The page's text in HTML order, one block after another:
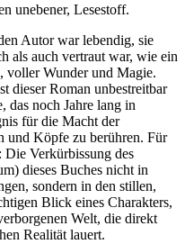
unebener, Lesestoff.
Autor war lebendig, sie
als auch vertraut war, wie ein
voller Wunder und Magie.
dieser Roman unbestreitbar
das noch Jahre lang in
für die Macht der
und Köpfe zu berühren. Für
Verkürbissung des
dieses Buches nicht in
sondern in den stillen,
Blick eines Charakters,
Welt, die direkt
Realität lauert.